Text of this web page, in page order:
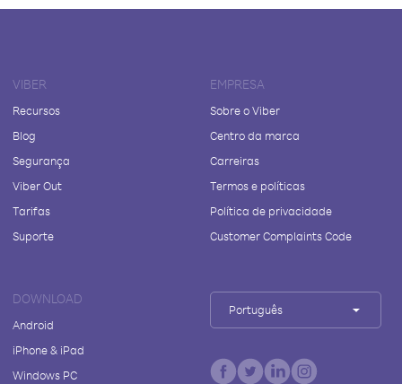
VIBER
Recursos
Blog
Segurança
Viber Out
Tarifas
Suporte
EMPRESA
Sobre o Viber
Centro da marca
Carreiras
Termos e políticas
Política de privacidade
Customer Complaints Code
DOWNLOAD
Android
iPhone & iPad
Windows PC
Português